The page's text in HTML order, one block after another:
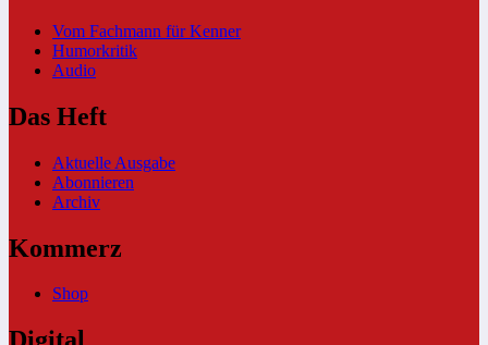
Vom Fachmann für Kenner
Humorkritik
Audio
Das Heft
Aktuelle Ausgabe
Abonnieren
Archiv
Kommerz
Shop